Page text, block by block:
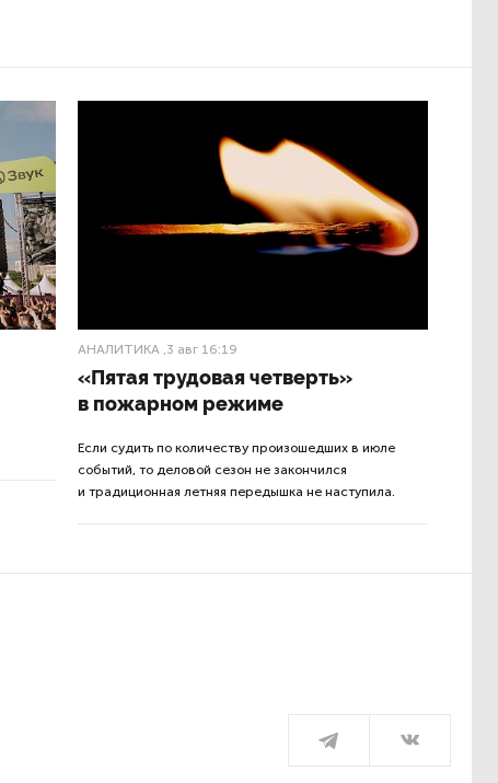
АНАЛИТИКА ,3 авг 16:19
«Пятая трудовая четверть»
в пожарном режиме
Если судить по количеству произошедших в июле
событий, то деловой сезон не закончился
и традиционная летняя передышка не наступила.